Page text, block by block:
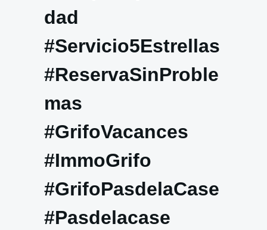
dad
#Servicio5Estrellas
#ReservaSinProble
mas
#GrifoVacances
#ImmoGrifo
#GrifoPasdelaCase
#Pasdelacase